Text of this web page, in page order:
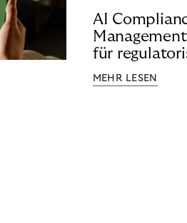
AI
für
MEHR LESEN